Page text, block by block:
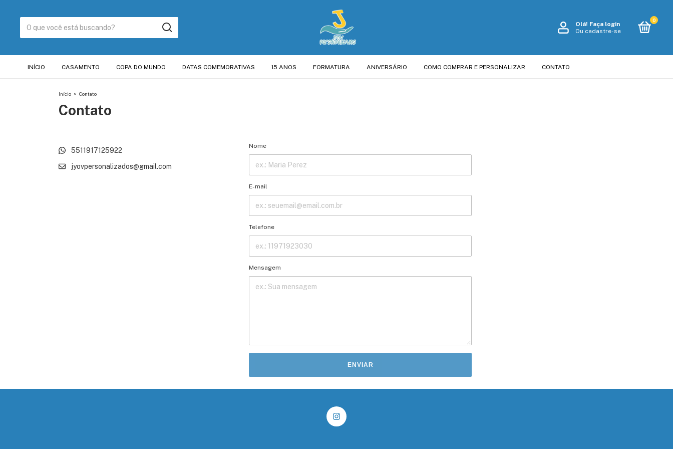
Olá! Faça login
Ou cadastre-se
0
INÍCIO CASAMENTO COPA DO MUNDO DATAS COMEMORATIVAS 15 ANOS FORMATURA ANIVERSÁRIO COMO COMPRAR E PERSONALIZAR CONTATO
Início > Contato
Contato
5511917125922
jyovpersonalizados@gmail.com
Nome
E-mail
Telefone
Mensagem
ENVIAR